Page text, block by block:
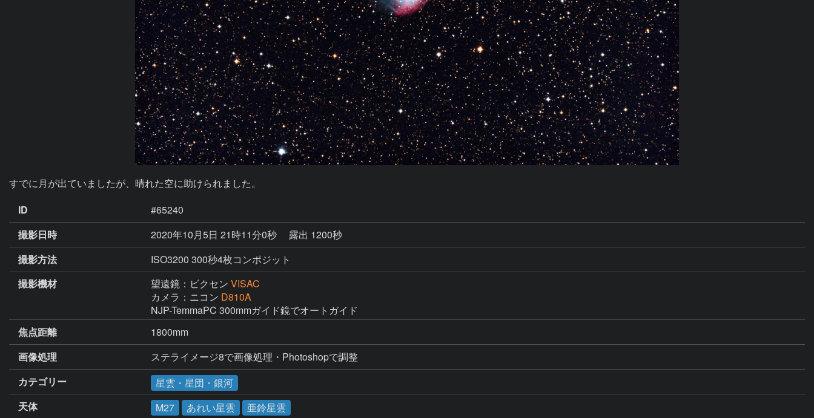
すでに月が出ていましたが、晴れた空に助けられました。
ID
#65240
撮影日時
2020年10月5日 21時11分0秒
露出 1200秒
撮影方法
ISO3200 300秒4枚コンポジット
撮影機材
望遠鏡：ビクセン VISAC
カメラ：ニコン D810A
NJP-TemmaPC 300mmガイド鏡でオートガイド
焦点距離
1800mm
画像処理
ステライメージ8で画像処理・Photoshopで調整
カテゴリー
星雲・星団・銀河
天体
M27 あれい星雲 亜鈴星雲